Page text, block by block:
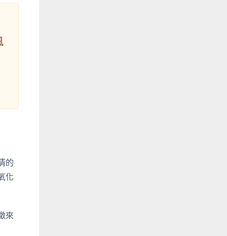
的
化
來